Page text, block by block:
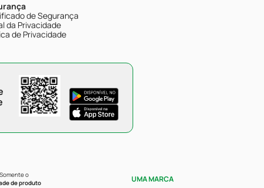
de Segurança
da Privacidade
de Privacidade
o
de produto
UMA MARCA